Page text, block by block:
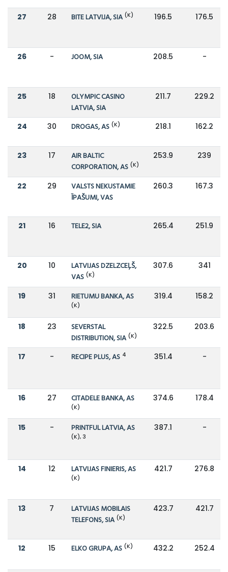
27 28 BITE LATVIJA, SIA (K) 196.5 176.5
26 - JOOM, SIA 208.5 -
25 18
OLYMPIC CASINO
LATVIA, SIA
211.7 229.2
24 30 DROGAS, AS (K) 218.1 162.2
23 17
AIR BALTIC
CORPORATION, AS (K)
253.9 239
22 29
VALSTS NEKUSTAMIE
ĪPAŠUMI, VAS
260.3 167.3
21 16 TELE2, SIA 265.4 251.9
20 10
LATVIJAS DZELZCEĻŠ,
VAS (K)
307.6 341
19 31 RIETUMU BANKA, AS
(K)
319.4 158.2
18 23
SEVERSTAL
DISTRIBUTION, SIA (K)
322.5 203.6
17 - RECIPE PLUS, AS 4 351.4 -
16 27 CITADELE BANKA, AS
(K)
374.6 178.4
15 - PRINTFUL LATVIA, AS
(K), 3
387.1 -
14 12 LATVIJAS FINIERIS, AS
(K)
421.7 276.8
13 7
LATVIJAS MOBILAIS
TELEFONS, SIA (K)
423.7 421.7
12 15 ELKO GRUPA, AS (K) 432.2 252.4